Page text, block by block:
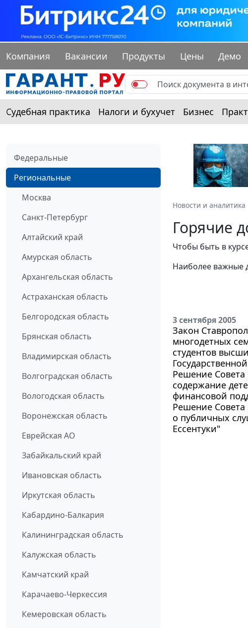
Компания Вакансии Продукты Цены Демо
Судебная практика Налоги и бухучет Бизнес
Федеральные
Региональные
Москва
Санкт-Петербург
Алтайский край
Амурская область
Архангельская область
Астраханская область
Белгородская область
Брянская область
Владимирская область
Волгоградская область
Вологодская область
Воронежская область
Еврейская АО
Забайкальский край
Ивановская область
Иркутская область
Кабардино-Балкария
Калининградская область
Калужская область
Камчатский край
Карачаево-Черкессия
Кемеровская область
Новости и аналитика
Горячие
Чтобы быть в
Наиболее важные
3 сентября 2005
Закон
многодетных
студентов
Решение Совета
содержание
финансовой
Решение Совета
о публичных
Ессентуки"